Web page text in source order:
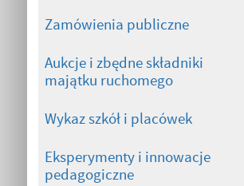
Zamówienia publiczne
Aukcje i zbędne składniki
majątku ruchomego
Wykaz szkół i placówek
Eksperymenty i innowacje
pedagogiczne